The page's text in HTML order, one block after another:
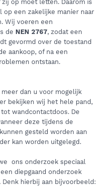
op moet letten. Daarom is
op een zakelijke manier naar
Wij voeren een
de NEN 2767, zodat een
gevormd over de toestand
aankoop, of na een
ontstaan.
dan u voor mogelijk
bekijken wij het hele pand,
wandcontactdoos. De
deze tijdens de
gesteld worden aan
kan worden uitgelegd.
ons onderzoek speciaal
diepgaand onderzoek
hierbij aan bijvoorbeeld: